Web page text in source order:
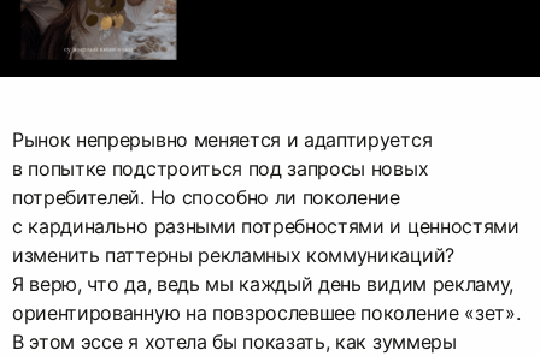
Рынок непрерывно меняется и адаптируется
в попытке подстроиться под запросы новых
потребителей. Но способно ли поколение
с кардинально разными потребностями и ценностями
изменить паттерны рекламных коммуникаций?
Я верю, что да, ведь мы каждый день видим рекламу,
ориентированную на повзрослевшее поколение «зет».
В этом эссе я хотела бы показать, как зуммеры